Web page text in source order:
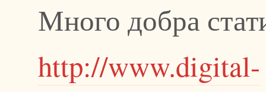
Много добра
http://www.digital-